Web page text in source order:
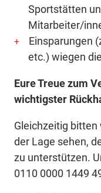
Sportstätten
Mitarbeiter/
Einsparungen
etc.) wiegen
Eure Treue zum
wichtigster
Gleichzeitig bitten
der Lage sehen,
zu unterstützen.
0110 0000 1449